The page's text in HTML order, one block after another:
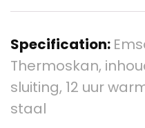
Specification:
Thermoskan,
sluiting, 12 uur
staal